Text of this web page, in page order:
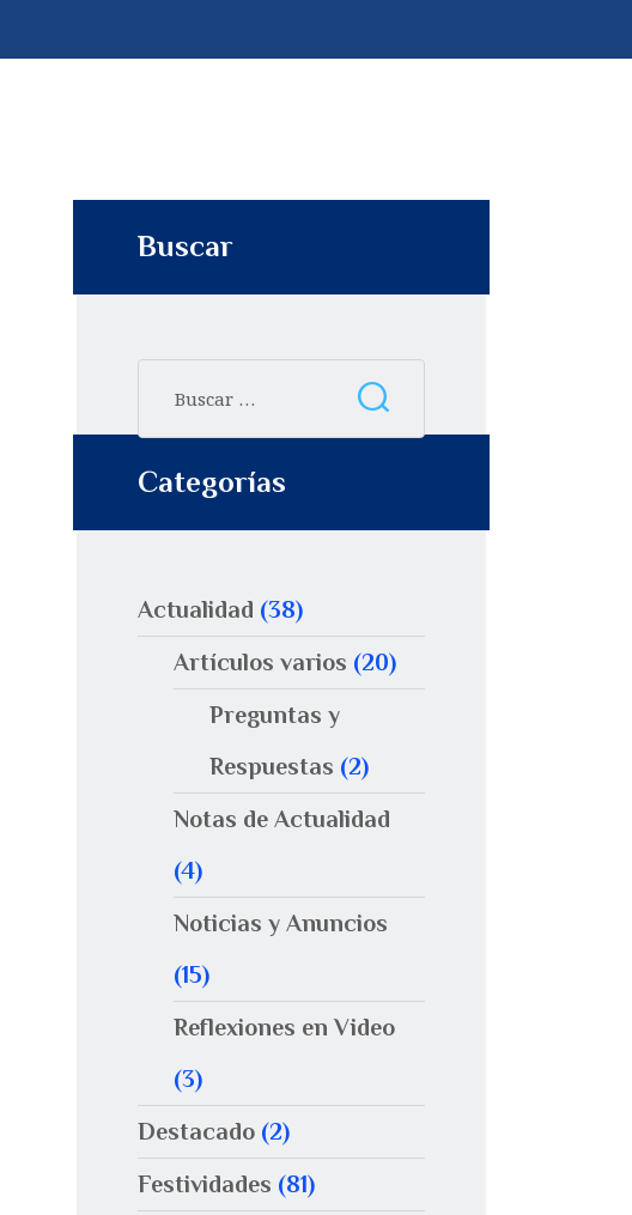
Buscar
Categorías
Actualidad (38)
Artículos varios (20)
Preguntas y
Respuestas (2)
Notas de Actualidad
(4)
Noticias y Anuncios
(15)
Reflexiones en Video
(3)
Destacado (2)
Festividades (81)
i